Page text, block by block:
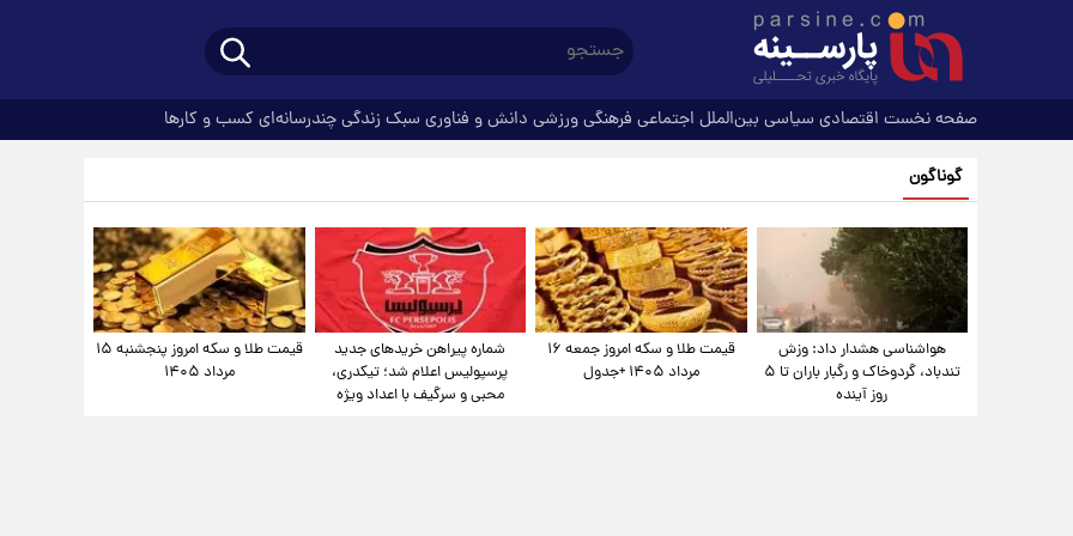
صفحه نخست اقتصادی سیاسی بین‌الملل اجتماعی فرهنگیورزشی دانش و فناوری سبک زندگیچندرسانه‌ای کسب و کارها
گوناگون
هواشناسی هشدار داد: وزش
تندباد، گردوخاک و رگبار باران تا ۵
روز آینده
قیمت طلا و سکه امروز جمعه ۱۶
مرداد ۱۴۰۵ +جدول
شماره پیراهن خریدهای جدید
پرسپولیس اعلام شد؛ تیکدری،
محبی و سرگیف با اعداد ویژه
قیمت طلا و سکه امروز پنجشنبه ۱۵
مرداد ۱۴۰۵